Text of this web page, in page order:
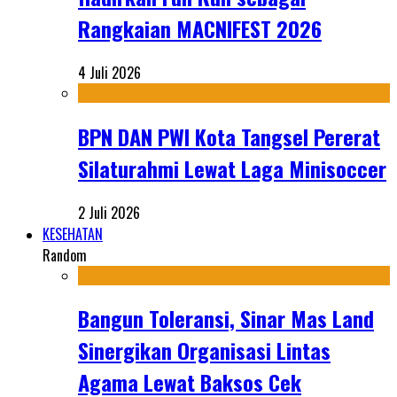
Rangkaian MACNIFEST 2026
4 Juli 2026
BPN DAN PWI Kota Tangsel Pererat
Silaturahmi Lewat Laga Minisoccer
2 Juli 2026
KESEHATAN
Random
Bangun Toleransi, Sinar Mas Land
Sinergikan Organisasi Lintas
Agama Lewat Baksos Cek